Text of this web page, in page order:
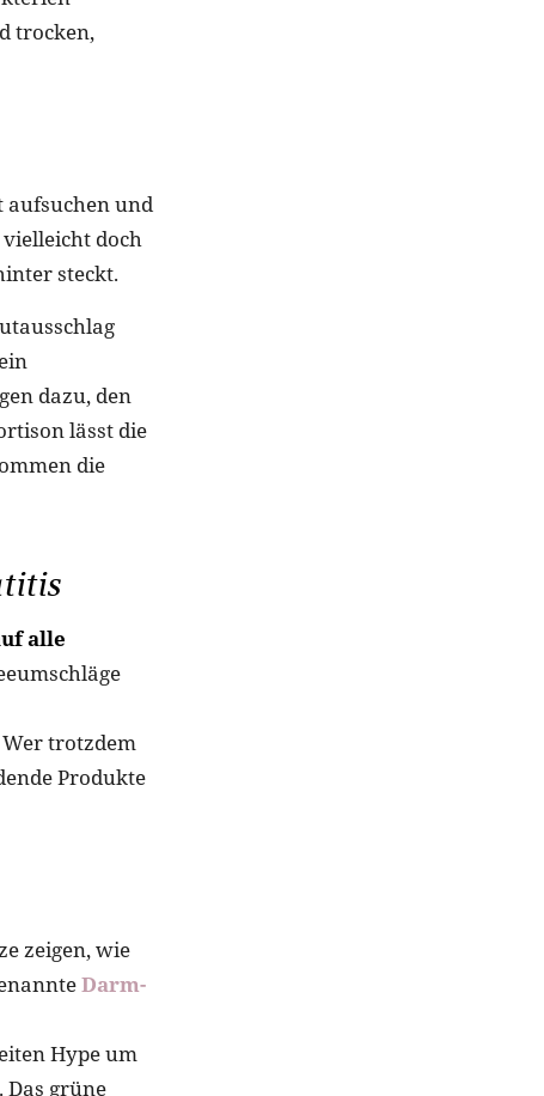
trocken,
aufsuchen und
doch
steckt.
dazu, den
lässt die
die
alle
trotzdem
Produkte
zeigen, wie
Darm-
Hype um
. Das grüne